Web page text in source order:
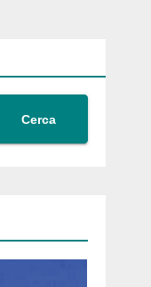
Cerca